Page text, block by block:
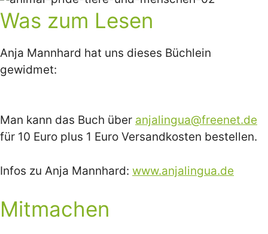
Was zum Lesen
Anja Mannhard hat uns dieses Büchlein
gewidmet:
Man kann das Buch über anjalingua@freenet.de
für 10 Euro plus 1 Euro Versandkosten bestellen.
Infos zu Anja Mannhard: www.anjalingua.de
Mitmachen